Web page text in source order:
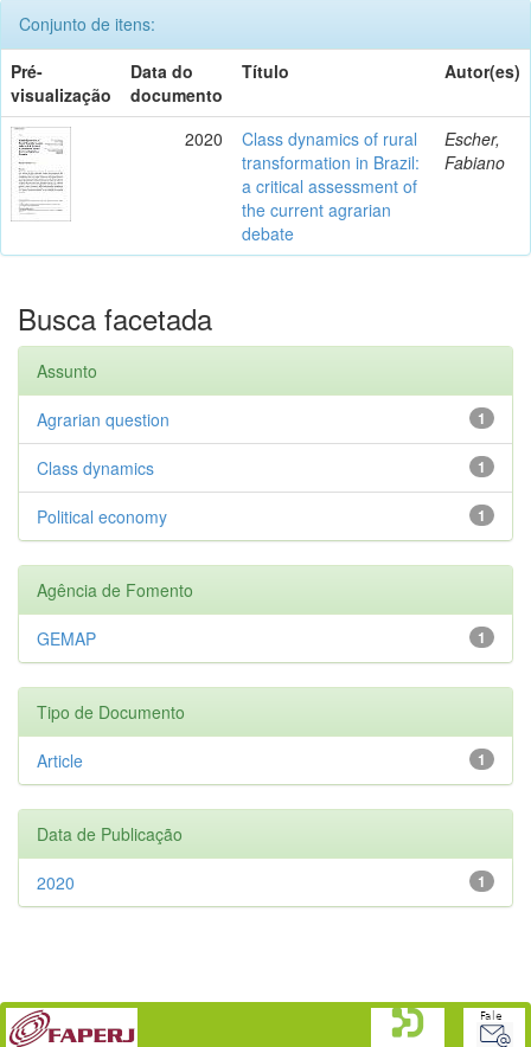
Conjunto de itens:
Pré-
visualização
Data do
documento
Título Autor(es)
2020
Class dynamics of rural
transformation in Brazil:
a critical assessment of
the current agrarian
debate
Escher,
Fabiano
Busca facetada
Assunto
1
Agrarian question
1
Class dynamics
1
Political economy
Agência de Fomento
1
GEMAP
Tipo de Documento
1
Article
Data de Publicação
1
2020